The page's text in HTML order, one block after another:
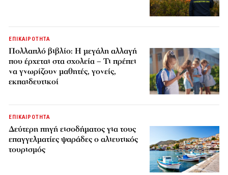
ΕΠΙΚΑΙΡΟΤΗΤΑ
Πολλαπλό βιβλίο: Η μεγάλη αλλαγή
που έρχεται στα σχολεία – Τι πρέπει
να γνωρίζουν μαθητές, γονείς,
εκπαιδευτικοί
ΕΠΙΚΑΙΡΟΤΗΤΑ
Δεύτερη πηγή εισοδήματος για τους
επαγγελματίες ψαράδες ο αλιευτικός
τουρισμός